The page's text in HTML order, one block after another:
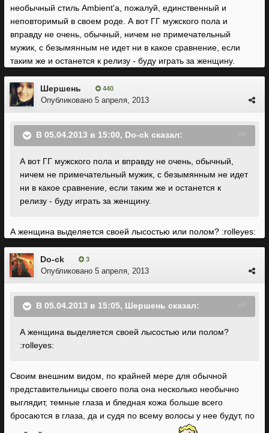
необычный стиль Ambient'а, пожалуй, единственный и
неповторимый в своем роде. А вот ГГ мужского пола и
вправду не очень, обычный, ничем не примечательный
мужик, с безымянным не идет ни в какое сравнение, если
таким же и останется к релизу - буду играть за женщину.
Шершень 440
Опубликовано 5 апреля, 2013
В 05.04.2013 в 15:00, Do-ck сказал:
А вот ГГ мужского пола и вправду не очень, обычный,
ничем не примечательный мужик, с безымянным не идет
ни в какое сравнение, если таким же и останется к
релизу - буду играть за женщину.
А женщина выделяется своей лысостью или полом? :rolleyes:
Do-ck 3
Опубликовано 5 апреля, 2013
В 05.04.2013 в 15:05, Шершень сказал:
А женщина выделяется своей лысостью или полом?
:rolleyes:
Cвоим внешним видом, по крайней мере для обычной
представительницы своего пола она несколько необычно
выглядит, темные глаза и бледная кожа больше всего
бросаются в глаза, да и судя по всему волосы у нее будут, по